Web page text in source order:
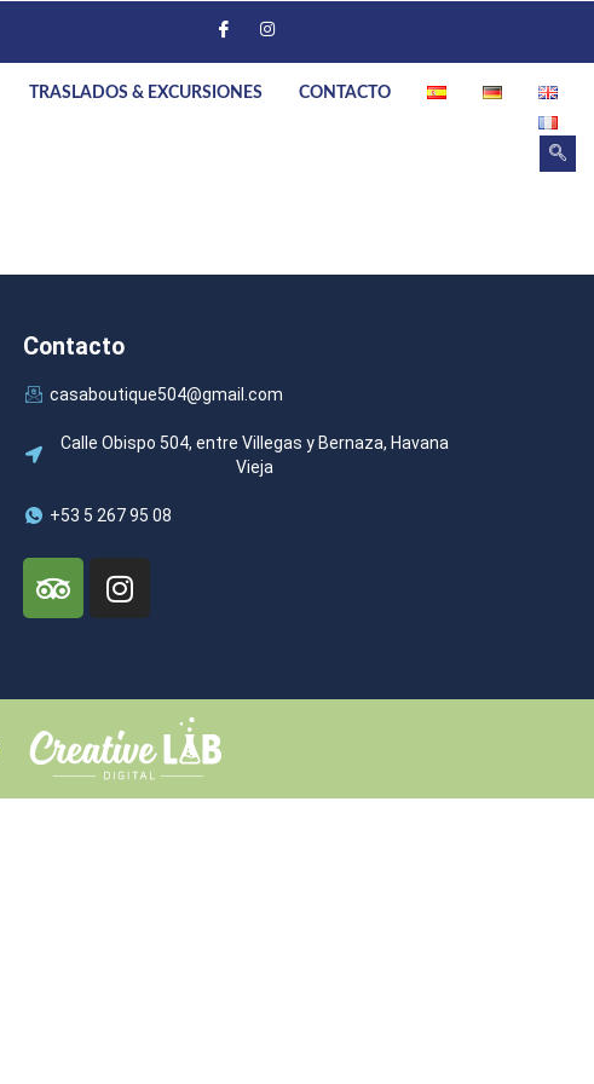
TRASLADOS & EXCURSIONES CONTACTO
Contacto
casaboutique504@gmail.com
Calle Obispo 504, entre Villegas y Bernaza, Havana
Vieja
+53 5 267 95 08